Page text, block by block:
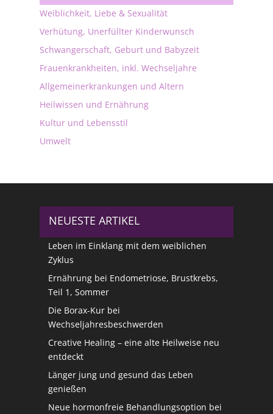
Weiblichkeit, Liebe & Sexualität
Verhütung, Unerfüllter Kinderwunsch
Schwangerschaft, Geburt und Babyzeit
Frauenkrankheiten, inkl. Wechseljahre
Allgemeinerkrankungen und Altern
Heilwissen und Ernährung
Kultur und Lebensstil
Umwelt
NEUESTE ARTIKEL
Leben im Einklang mit dem weiblichen
Zyklus
Ernährung bei Endometriose, Brustkrebs,
Teil 1, Sommer
Die Borax-Kur bei
Wechseljahresbeschwerden
Creative Healing – eine alte Heilweise neu
entdeckt
Länger jung und gesund das Leben
genießen
Neue hormonfreie Behandlungsoption bei